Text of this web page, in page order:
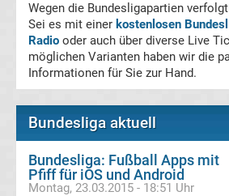
Türk.
Süper
Fußball
Wegen die Bundesligapartien
Sei es mit einer kostenlosen
Radio oder auch über diverse Live
möglichen Varianten haben wir die
Informationen für Sie zur Hand.
Bundesliga aktuell
Bundesliga: Fußball Apps mit
Pfiff für iOS und Android
Montag, 23.03.2015 - 18:51 Uhr